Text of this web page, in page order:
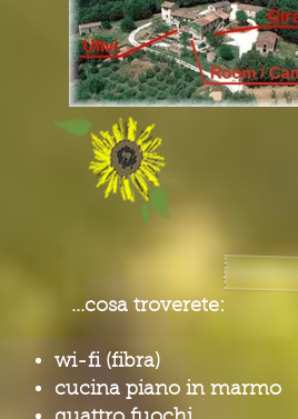
...cosa troverete:
wi-fi (fibra)
cucina piano in marmo